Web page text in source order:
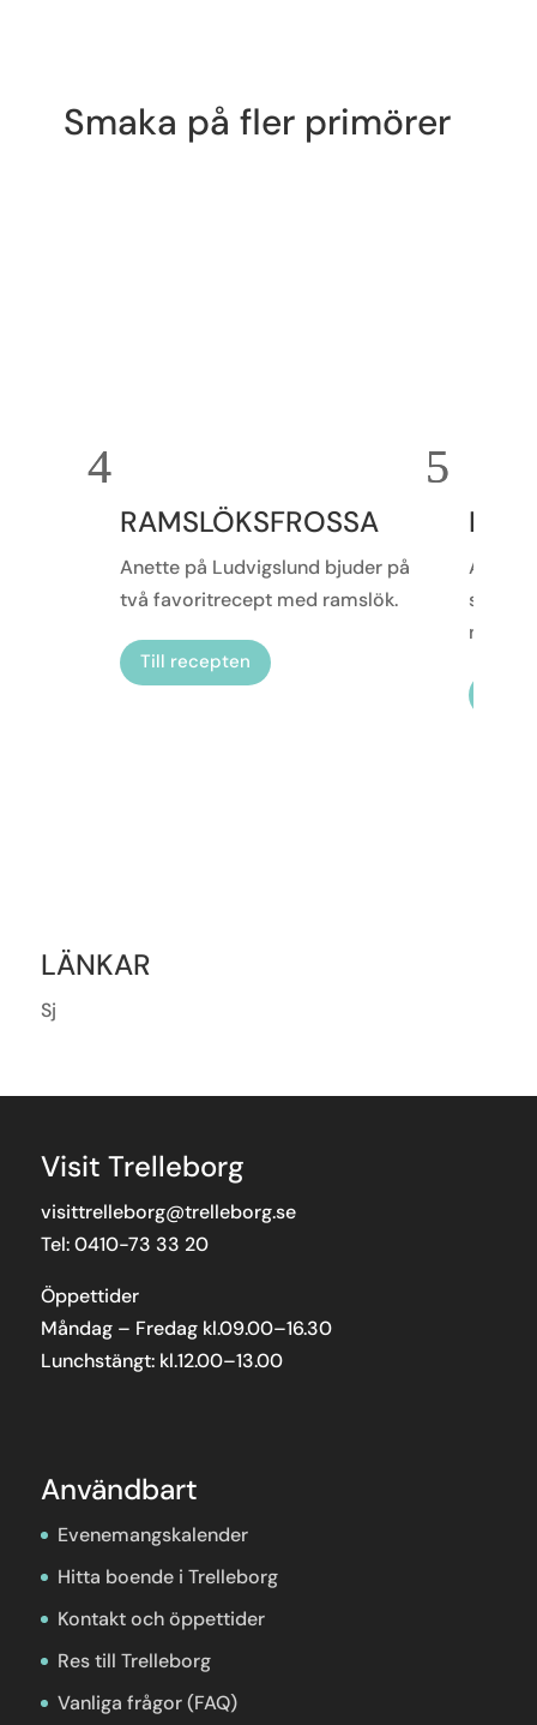
Smaka på fler primörer
RAMSLÖKSFROSSA
Anette på Ludvigslund bjuder på
två favoritrecept med ramslök.
Till recepten
Anita
sitt
LÄNKAR
Sj
Visit Trelleborg
visittrelleborg@trelleborg.se
Tel: 0410-73 33 20
Öppettider
Måndag – Fredag kl.09.00–16.30
Lunchstängt: kl.12.00–13.00
Användbart
Evenemangskalender
Hitta boende i Trelleborg
Kontakt och öppettider
Res till Trelleborg
Vanliga frågor (FAQ)